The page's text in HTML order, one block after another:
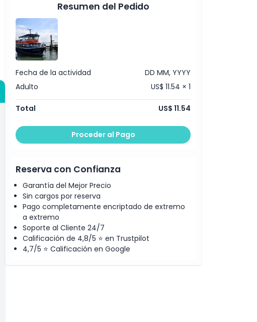
Resumen del Pedido
Fecha de la actividad
DD MM, YYYY
Adulto
US$ 11.54 × 1
Total US$ 11.54
Proceder al Pago
Reserva con Confianza
Garantía del Mejor Precio
Sin cargos por reserva
Pago completamente encriptado de extremo
a extremo
Soporte al Cliente 24/7
Calificación de 4,8/5 ⭐ en Trustpilot
4,7/5 ⭐ Calificación en Google